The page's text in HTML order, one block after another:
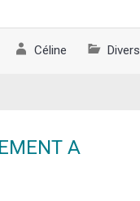
Céline Divers
A